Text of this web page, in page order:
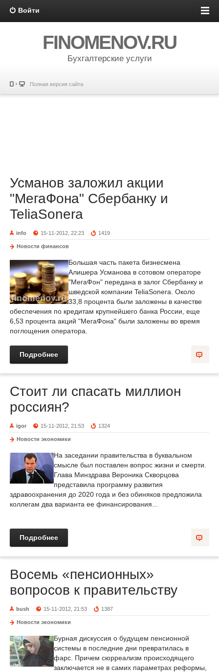
Войти
FINOMENOV.RU
Бухгалтерские услуги
Полная версия сайта
Усманов заложил акции
"МегаФона" Сбербанку и
TeliaSonera
info 15-11-2012, 22:23 1419
Новости финансов
Большая часть пакета бизнесмена
Алишера Усманова в сотовом операторе
"МегаФон" передана в залог Сбербанку и
шведской компании TeliaSonera. Около
33,8 процента были заложены в качестве
обеспечения по кредитам крупнейшего банка России, еще
6,53 процента акций "МегаФона" были заложены во время
поглощения оператора.
Подробнее
Стоит ли спасать миллион
россиян?
igor 15-11-2012, 21:53 1324
Новости экономики
На заседании правительства в буквальном
смысле был поставлен вопрос жизни и смерти.
Глава Минздрава Вероника Скворцова
представила программу развития
здравоохранения до 2020 года и без обиняков предложила
коллегам два варианта ее финансирования...
Подробнее
Восемь «пенсионных»
вопросов к правительству
bush 15-11-2012, 21:53 1387
Новости экономики
Бурная дискуссия о будущем пенсионной
системы в последние дни превратилась в
фарс. Причем сюрреализм происходящего
заключается не в самих параметрах реформы,